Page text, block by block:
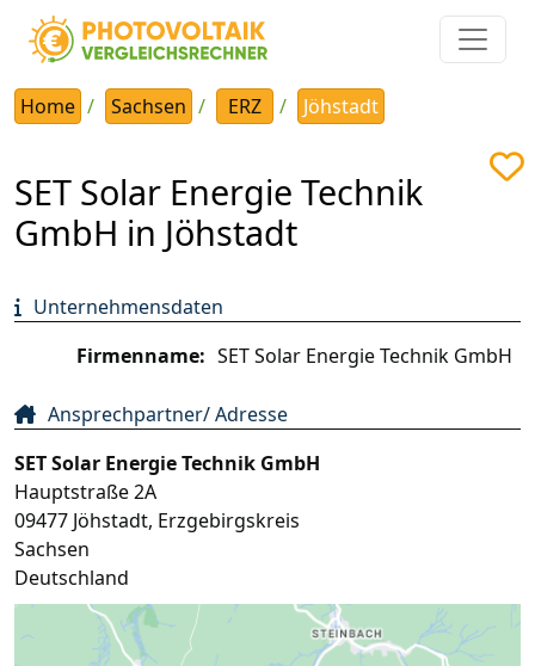
Home Sachsen ERZ Jöhstadt
SET Solar Energie Technik
GmbH in Jöhstadt
Unternehmensdaten
Firmenname: SET Solar Energie Technik GmbH
Ansprechpartner/ Adresse
SET Solar Energie Technik GmbH
Hauptstraße 2A
09477 Jöhstadt, Erzgebirgskreis
Sachsen
Deutschland